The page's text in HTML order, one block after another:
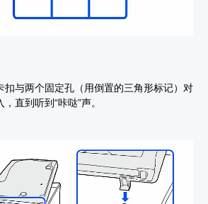
扣与两个固定孔（用倒置的三角形标记）对
直到听到“咔哒”声。